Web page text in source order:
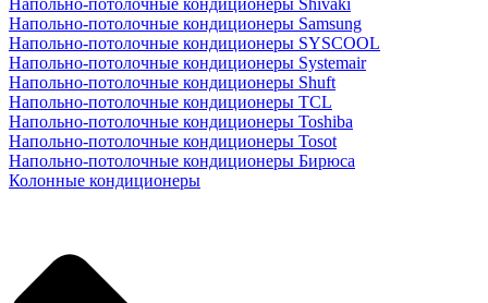
Напольно-потолочные кондиционеры Samsung
Напольно-потолочные кондиционеры SYSCOOL
Напольно-потолочные кондиционеры Systemair
Напольно-потолочные кондиционеры Shuft
Напольно-потолочные кондиционеры TCL
Напольно-потолочные кондиционеры Toshiba
Напольно-потолочные кондиционеры Tosot
Напольно-потолочные кондиционеры Бирюса
Колонные кондиционеры